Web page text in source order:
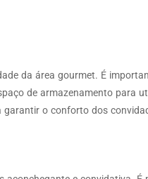
da área gourmet. É
de armazenamento para
garantir o conforto dos